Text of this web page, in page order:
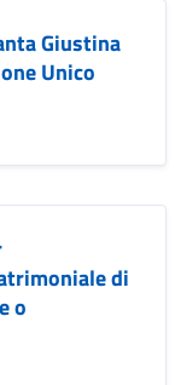
Giustina
Unico
di
o